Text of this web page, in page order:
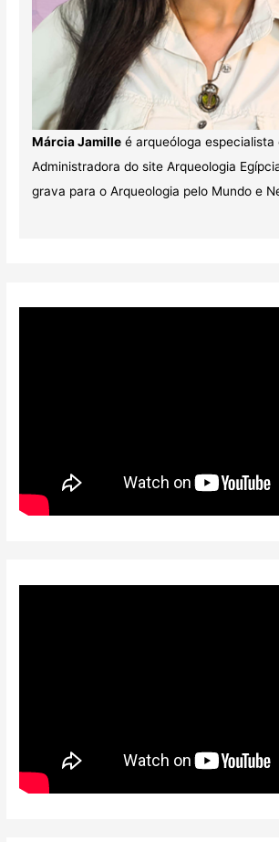
Márcia Jamilleé arqueóloga especialista
Administradora do site Arqueologia
grava para o Arqueologia pelo Mundo e